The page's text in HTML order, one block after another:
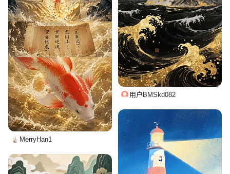
用户BMSkd082
MerryHan1